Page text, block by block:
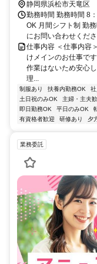
静岡県浜松市天竜区
勤務時間 勤務時間 8
OK 月間シフト制 勤
にお問い合わせくださ
仕事内容 ＜仕事内容
けメインのお仕事で
作業はないため安心
理...
制服あり 扶養内勤務OK
土日祝のみOK
主婦・主夫
即日勤務OK
平日のみOK
有資格者歓迎
研修あり 夕
業務委託